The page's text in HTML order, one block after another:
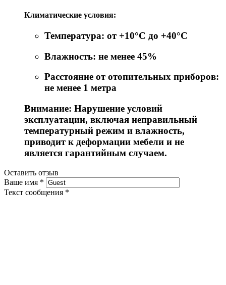
Климатические условия:
Температура: от +10°C до +40°C
Влажность: не менее 45%
Расстояние от отопительных приборов:
не менее 1 метра
Внимание: Нарушение условий
эксплуатации, включая неправильный
температурный режим и влажность,
приводит к деформации мебели и не
является гарантийным случаем.
Оставить отзыв
Ваше имя *
Текст сообщения *